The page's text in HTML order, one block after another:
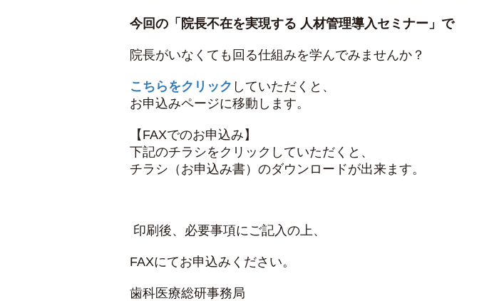
今回の「院長不在を実現する 人材管理導入セミナー」で
院長がいなくても回る仕組みを学んでみませんか？
こちらをクリック していただくと、
お申込みページに移動します。
【FAXでのお申込み】
下記のチラシをクリックしていただくと、
チラシ（お申込み書）のダウンロードが出来ます。
印刷後、必要事項にご記入の上、
FAXにてお申込みください。
歯科医療総研事務局